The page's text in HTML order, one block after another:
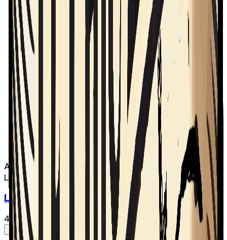
Audio
Le Chic-Zénob
Le Chic-Zénob - Épisode 07 | Dogo Suicide
4 mars 2025